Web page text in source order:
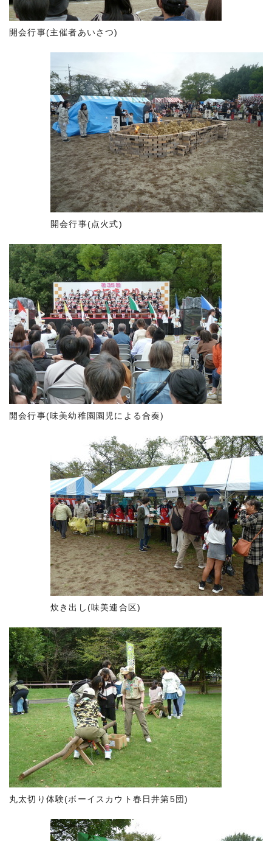
開会行事(主催者あいさつ)
開会行事(点火式)
開会行事(味美幼稚園園児による合奏)
炊き出し(味美連合区)
丸太切り体験(ボーイスカウト春日井第5団)